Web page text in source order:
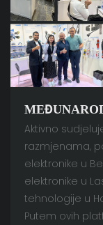
Aktivno
razmjenama,
elektronike u
elektronike u
tehnologije u
Putem ovih